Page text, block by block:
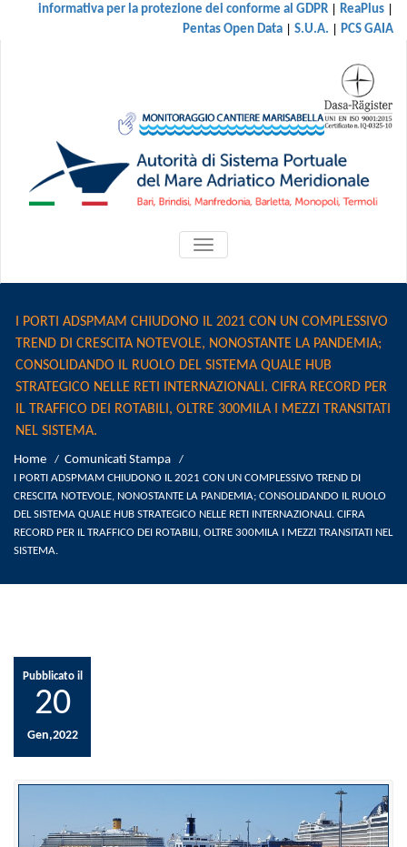
informativa per la protezione dei conforme al GDPR | ReaPlus |
Pentas Open Data | S.U.A. | PCS GAIA
ATTIVA/DISATTIVA
MENU
I PORTI ADSPMAM CHIUDONO IL 2021 CON UN COMPLESSIVO
TREND DI CRESCITA NOTEVOLE, NONOSTANTE LA PANDEMIA;
CONSOLIDANDO IL RUOLO DEL SISTEMA QUALE HUB
STRATEGICO NELLE RETI INTERNAZIONALI. CIFRA RECORD PER
IL TRAFFICO DEI ROTABILI, OLTRE 300MILA I MEZZI TRANSITATI
NEL SISTEMA.
Home / Comunicati Stampa /
I PORTI ADSPMAM CHIUDONO IL 2021 CON UN COMPLESSIVO TREND DI
CRESCITA NOTEVOLE, NONOSTANTE LA PANDEMIA; CONSOLIDANDO IL RUOLO
DEL SISTEMA QUALE HUB STRATEGICO NELLE RETI INTERNAZIONALI. CIFRA
RECORD PER IL TRAFFICO DEI ROTABILI, OLTRE 300MILA I MEZZI TRANSITATI NEL
SISTEMA.
Pubblicato il
20
Gen,2022